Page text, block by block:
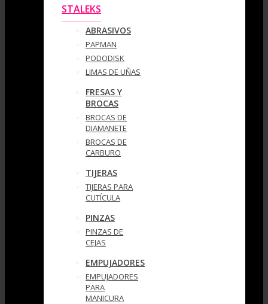
STALEKS
ABRASIVOS
PAPMAN
PODODISK
LIMAS DE UÑAS
FRESAS Y
BROCAS
BROCAS DE
DIAMANETE
BROCAS DE
CARBURO
TIJERAS
TIJERAS PARA
CUTÍCULA
PINZAS
PINZAS DE
CEJAS
EMPUJADORES
EMPUJADORES
PARA
MANICURA